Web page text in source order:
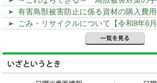
有害鳥獣被害防止に係る資材の購入費
ごみ・リサイクルについて【令和8年6月